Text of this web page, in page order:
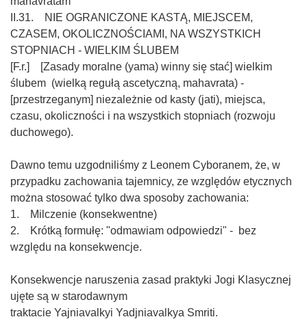
II.31. NIE OGRANICZONE KASTĄ, MIEJSCEM,
CZASEM, OKOLICZNOŚCIAMI, NA WSZYSTKICH
STOPNIACH - WIELKIM ŚLUBEM
[F.r.] [Zasady moralne (yama) winny się stać] wielkim
ślubem (wielką regułą ascetyczną, mahavrata) -
[przestrzeganym] niezależnie od kasty (jati), miejsca,
czasu, okoliczności i na wszystkich stopniach (rozwoju
duchowego).
Dawno temu uzgodniliśmy z Leonem Cyboranem, że, w
przypadku zachowania tajemnicy, ze względów etycznych
można stosować tylko dwa sposoby zachowania:
1. Milczenie (konsekwentne)
2. Krótką formułę: "odmawiam odpowiedzi" - bez
względu na konsekwencje.
Konsekwencje naruszenia zasad praktyki Jogi Klasycznej
ujęte są w starodawnym
traktacie Yajniavalkyi Yadjniavalkya Smriti.